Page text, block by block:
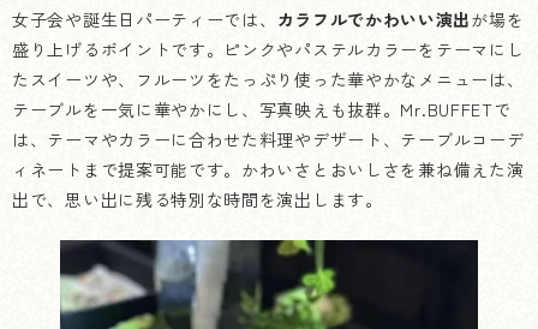
女子会や誕生日パーティーでは、 カラフルでかわいい演出が場を
盛り上げるポイントです。ピンクやパステルカラーをテーマにし
たスイーツや、フルーツをたっぷり使った華やかなメニューは、
テーブルを一気に華やかにし、写真映えも抜群。Mr.BUFFETで
は、テーマやカラーに合わせた料理やデザート、テーブルコーデ
ィネートまで提案可能です。かわいさとおいしさを兼ね備えた演
出で、思い出に残る特別な時間を演出します。